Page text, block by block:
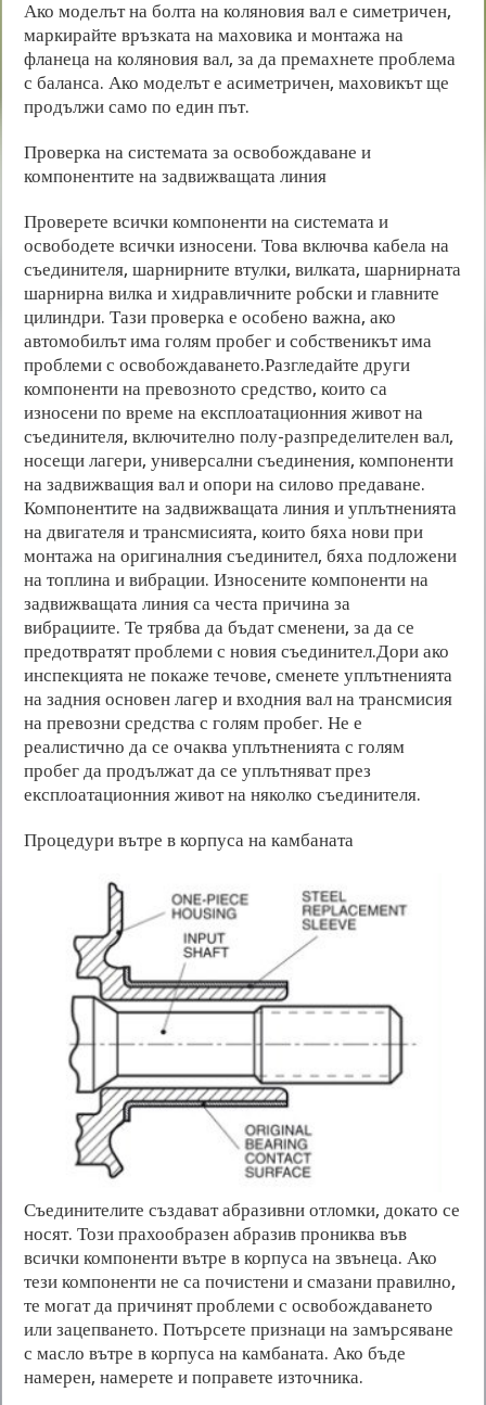
Ако моделът на болта на коляновия вал е симетричен,
маркирайте връзката на маховика и монтажа на
фланеца на коляновия вал, за да премахнете проблема
с баланса. Ако моделът е асиметричен, маховикът ще
продължи само по един път.
Проверка на системата за освобождаване и
компонентите на задвижващата линия
Проверете всички компоненти на системата и
освободете всички износени. Това включва кабела на
съединителя, шарнирните втулки, вилката, шарнирната
шарнирна вилка и хидравличните робски и главните
цилиндри. Тази проверка е особено важна, ако
автомобилът има голям пробег и собственикът има
проблеми с освобождаването.Разгледайте други
компоненти на превозното средство, които са
износени по време на експлоатационния живот на
съединителя, включително полу-разпределителен вал,
носещи лагери, универсални съединения, компоненти
на задвижващия вал и опори на силово предаване.
Компонентите на задвижващата линия и уплътненията
на двигателя и трансмисията, които бяха нови при
монтажа на оригиналния съединител, бяха подложени
на топлина и вибрации. Износените компоненти на
задвижващата линия са честа причина за
вибрациите. Те трябва да бъдат сменени, за да се
предотвратят проблеми с новия съединител.Дори ако
инспекцията не покаже течове, сменете уплътненията
на задния основен лагер и входния вал на трансмисия
на превозни средства с голям пробег. Не е
реалистично да се очаква уплътненията с голям
пробег да продължат да се уплътняват през
експлоатационния живот на няколко съединителя.
Процедури вътре в корпуса на камбаната
Съединителите създават абразивни отломки, докато се
носят. Този прахообразен абразив прониква във
всички компоненти вътре в корпуса на звънеца. Ако
тези компоненти не са почистени и смазани правилно,
те могат да причинят проблеми с освобождаването
или зацепването. Потърсете признаци на замърсяване
с масло вътре в корпуса на камбаната. Ако бъде
намерен, намерете и поправете източника.